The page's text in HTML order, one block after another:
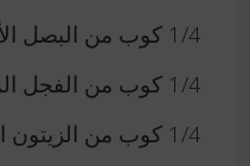
1/4 كوب من البصل الأحمر المفروم
1/4 كوب من الفجل المفروم
1/4 كوب من الزيتون الأسود المفروم